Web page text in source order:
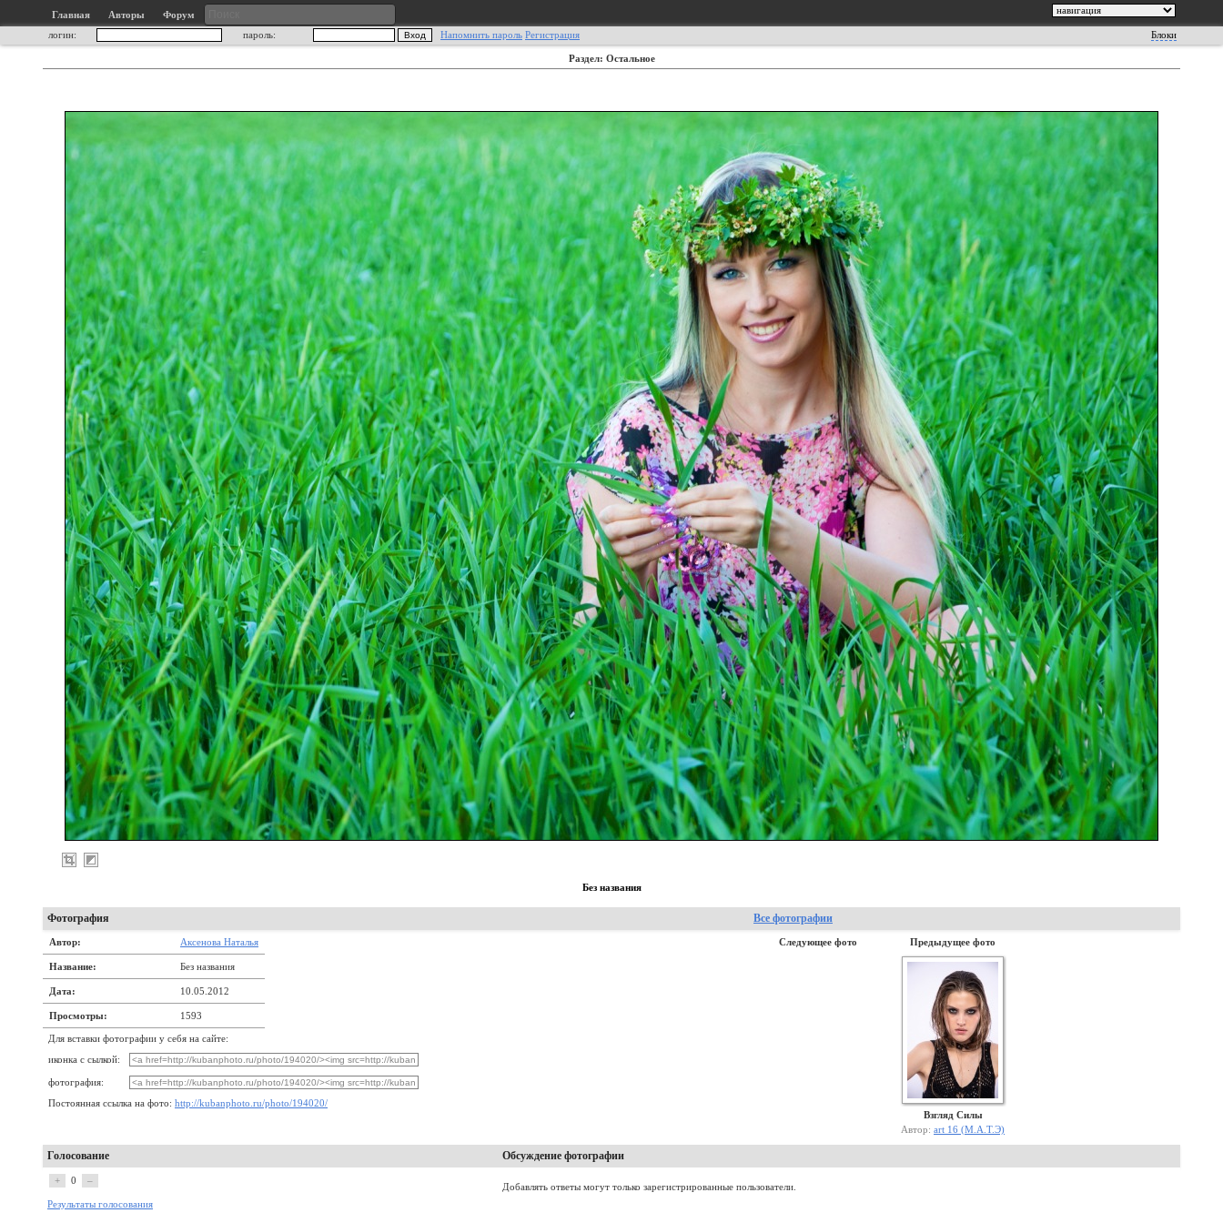
Главная Авторы
Форум
логин:
пароль: Напомнить пароль Регистрация Блоки
Раздел: Остальное
Без названия
Фотография Все фотографии
Автор: Аксенова Наталья
Название: Без названия
Дата: 10.05.2012
Просмотры: 1593
Для вставки фотографии у себя на сайте:
иконка с сылкой:
фотография:
Постоянная ссылка на фото: http://kubanphoto.ru/photo/194020/
Следующее фото Предыдущее фото
Взгляд Силы
Автор: art 16 (М.А.Т.Э)
Голосование Обсуждение фотографии
+ 0 –
Результаты голосования
Добавлять ответы могут только зарегистрированные пользователи.